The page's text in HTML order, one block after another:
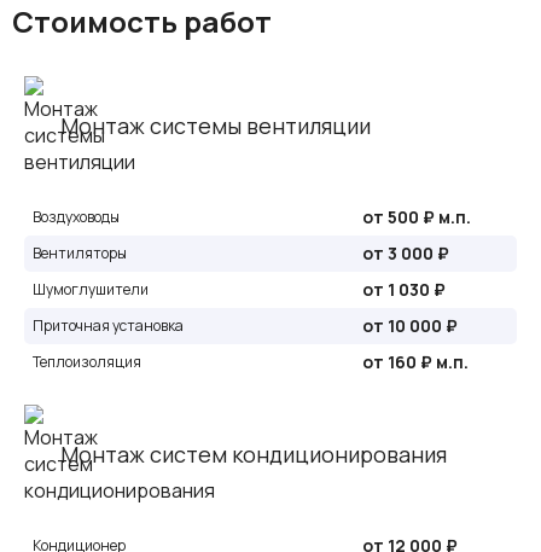
Стоимость работ
Монтаж системы вентиляции
Воздуховоды от 500 ₽ м.п.
Вентиляторы от 3 000 ₽
Шумоглушители от 1 030 ₽
Приточная установка от 10 000 ₽
Теплоизоляция от 160 ₽ м.п.
Монтаж систем кондиционирования
Кондиционер от 12 000 ₽